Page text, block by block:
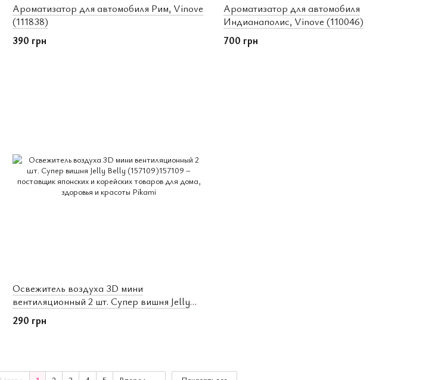
Ароматизатор для автомобиля Рим, Vinove
(111838)
390 грн
Ароматизатор для автомобиля
Индианаполис, Vinove (110046)
700 грн
Освежитель воздуха 3D мини
вентиляционный 2 шт. Супер вишня Jelly
Belly (157109)
290 грн